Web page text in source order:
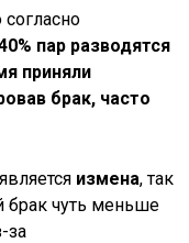
пар разводятся
приняли
брак, часто
измена, так
брак чуть меньше
за